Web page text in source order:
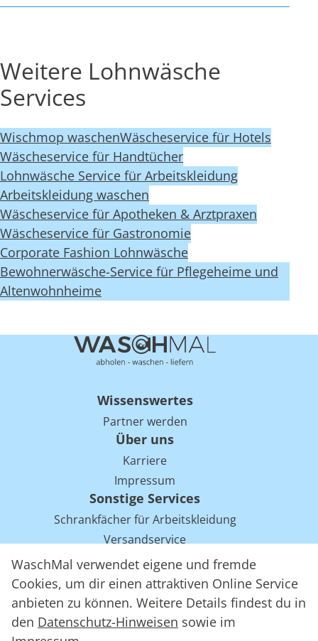
WaschMal verwendet eigene und fremde
Cookies, um dir einen attraktiven Online Service
anbieten zu können. Weitere Details findest du in
den Datenschutz-Hinweisen sowie im
Weitere Lohnwäsche
Services
Wischmop waschenWäscheservice für Hotels
Wäscheservice für Handtücher
Lohnwäsche Service für Arbeitskleidung
Arbeitskleidung waschen
Wäscheservice für Apotheken & Arztpraxen
Wäscheservice für Gastronomie
Corporate Fashion Lohnwäsche
Bewohnerwäsche-Service für Pflegeheime und
Altenwohnheime
Wissenswertes
Partner werden
Über uns
Karriere
Impressum
Sonstige Services
Schrankfächer für Arbeitskleidung
Versandservice
Einsparpotentiale für Mietwäsche bei Arbeitskleidung
Arbeitskleidung Tracking mit RFID
WaschMal GmbH 2016 – 2026